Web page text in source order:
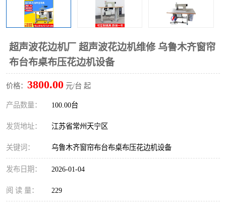
超声波花边机厂 超声波花边机维修 乌鲁木齐窗帘
布台布桌布压花边机设备
价格： 3800.00 元/台 起
产品数量： 100.00台
发货地址： 江苏省常州天宁区
关键词： 乌鲁木齐窗帘布台布桌布压花边机设备
发布日期： 2026-01-04
阅 读 量： 229